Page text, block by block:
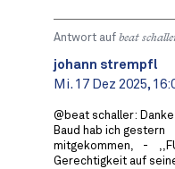
Antwort auf beat
johann strempfl
Mi. 17 Dez 2025,
@beat schaller:
Baud hab ich gestern
mitgekommen, -
Gerechtigkeit auf